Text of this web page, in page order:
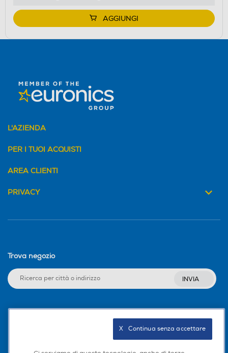
AGGIUNGI
L'AZIENDA
PER I TUOI ACQUISTI
AREA CLIENTI
PRIVACY
Trova negozio
INVIA
X   Continua senza accettare